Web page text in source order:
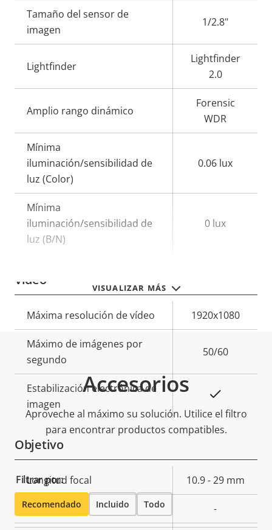
VISUALIZAR MÁS
propiedad
propiedad
Tamaño del sensor de
imagen
1/2.8"
Lightfinder
Lightfinder
2.0
Amplio rango dinámico
Forensic
WDR
Mínima
iluminación/sensibilidad de
luz (Color)
0.06 lux
Mínima
iluminación/sensibilidad de
luz (B/N)
0 lux
Vídeo
Descripción
de
propiedad
Valor de
la
propiedad
Máxima resolución de vídeo 1920x1080
Máximo de imágenes por
segundo
50/60
Estabilización electrónica de
imagen
Objetivo
Descripción
de
propiedad
la
propiedad
Longitud focal 10.9 - 29 mm
Zoom óptico -
Accesorios
Aproveche al máximo su solución. Utilice el filtro
para encontrar productos compatibles.
Filtrar por:
Recomendado Incluido Todo